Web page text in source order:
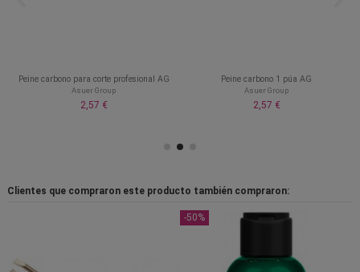
Peine carbono para corte profesional AG
Asuer Group
2,57 €
Peine carbono 1 púa AG
Asuer Group
2,57 €
Clientes que compraron este producto también compraron:
-50%